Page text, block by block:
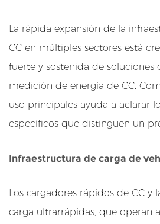
2
A
l
i
c
a
e
s
La rápida expansión de la
CC en múltiples sectores está
fuerte y sostenida de soluciones
medición de energía de CC.
uso principales ayuda a aclarar
específicos que distinguen un
Infraestructura de carga de
Los cargadores rápidos de CC y
carga ultrarrápidas, que operan